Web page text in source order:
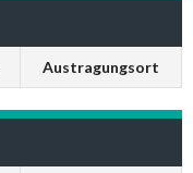
Austragungsort